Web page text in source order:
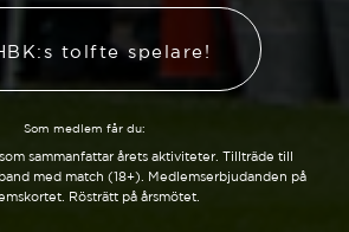
tolfte spelare!
Som medlem får du:
sammanfattar årets aktiviteter. Tillträde till
med match (18+). Medlemserbjudanden på
Rösträtt på årsmötet.